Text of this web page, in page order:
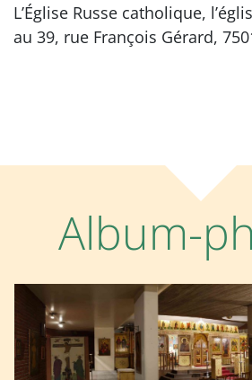
L’Église Russe catholique,
au 39, rue François Gérard,
Album-